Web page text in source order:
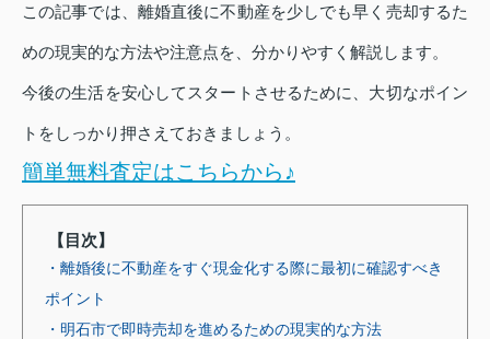
この記事では、離婚直後に不動産を少しでも早く売却するた
めの現実的な方法や注意点を、分かりやすく解説します。
今後の生活を安心してスタートさせるために、大切なポイン
トをしっかり押さえておきましょう。
簡単無料査定はこちらから♪
【目次】
・離婚後に不動産をすぐ現金化する際に最初に確認すべき
ポイント
・明石市で即時売却を進めるための現実的な方法